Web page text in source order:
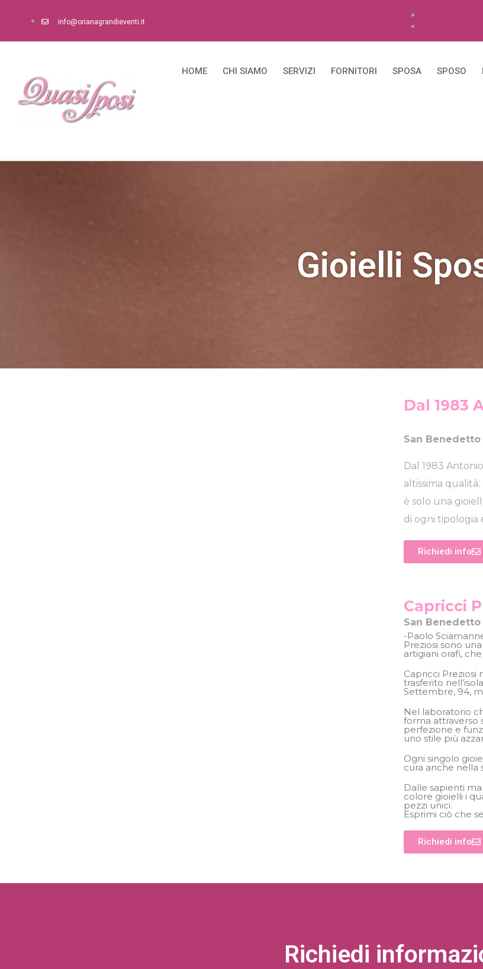
info@orianagrandieventi.it
HOME CHI SIAMO SERVIZI FORNITORI SPOSA SPOSO
Gioielli
Dal 1983
San
Dal 1983
altissima qualità.
è solo una
di ogni tipologia
Richiedi info
Capricci
San
-Paolo
Preziosi sono
artigiani orafi,
Capricci Preziosi
trasferito
Settembre, 94,
Nel laboratorio
forma attraverso
perfezione e
uno stile più
Ogni singolo
cura anche nella
Dalle sapienti
colore gioielli i
pezzi unici.
Esprimi ciò che
Richiedi info
Richiedi